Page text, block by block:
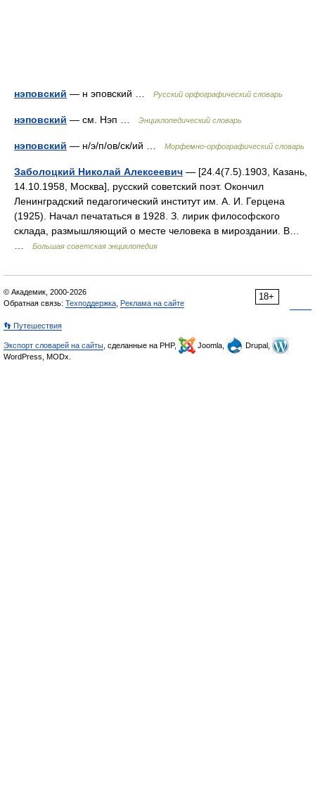
нэповский — н эповский … Русский орфографический словарь
нэповский — см. Нэп … Энциклопедический словарь
нэповский — н/э/п/ов/ск/ий … Морфемно-орфографический словарь
Заболоцкий Николай Алексеевич — [24.4(7.5).1903, Казань,
14.10.1958, Москва], русский советский поэт. Окончил
Ленинградский педагогический институт им. А. И. Герцена
(1925). Начал печататься в 1928. З. лирик философского
склада, размышляющий о месте человека в мироздании. В…
Большая советская энциклопедия
18+
© Академик, 2000-2026
Обратная связь: Техподдержка Реклама на сайте
👣 Путешествия
Экспорт словарей на сайты , сделанные на PHP, Joomla,
Drupal,
WordPress, MODx.